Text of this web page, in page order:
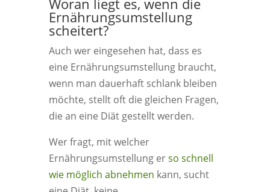
Woran liegt es, wenn die
Ernährungsumstellung
scheitert?
Auch wer eingesehen hat, dass es
eine Ernährungsumstellung braucht,
wenn man dauerhaft schlank bleiben
möchte, stellt oft die gleichen Fragen,
die an eine Diät gestellt werden.
Wer fragt, mit welcher
Ernährungsumstellung erso schnell
wie möglich abnehmen kann, sucht